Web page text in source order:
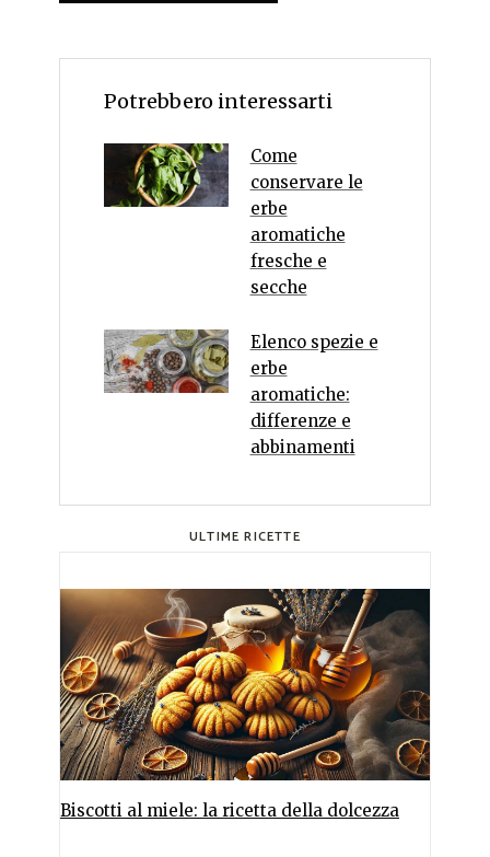
Potrebbero interessarti
Come
conservare le
erbe
aromatiche
fresche e
secche
Elenco spezie e
erbe
aromatiche:
differenze e
abbinamenti
ULTIME RICETTE
Biscotti al miele: la ricetta della dolcezza